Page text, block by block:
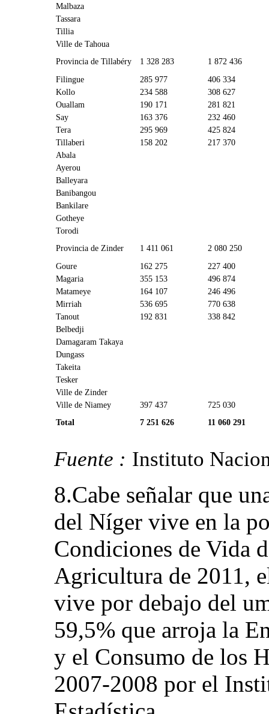
Malbaza
Tassara
Tillia
Ville de Tahoua
Provincia de Tillabéry
1 328 283
1 872 436
Filingue
285 977
406 334
Kollo
234 588
308 627
Ouallam
190 171
281 821
Say
163 376
232 460
Tera
295 969
425 824
Tillaberi
158 202
217 370
Abala
Ayerou
Balleyara
Banibangou
Bankilare
Gotheye
Torodi
Provincia de Zinder
1 411 061
2 080 250
Goure
162 275
227 400
Magaria
355 153
496 874
Matameye
164 107
246 496
Mirriah
536 695
770 638
Tanout
192 831
338 842
Belbedji
Damagaram Takaya
Dungass
Takeita
Tesker
Ville de Zinder
Ville de Niamey
397 437
725 030
Total
7 251 626 11 060 291
Fuente : Instituto
8.Cabe señalar que
del Níger vive en la
Condiciones de Vida
Agricultura de 2011,
vive por debajo del
59,5% que arroja la
y el Consumo de los
2007-2008 por el